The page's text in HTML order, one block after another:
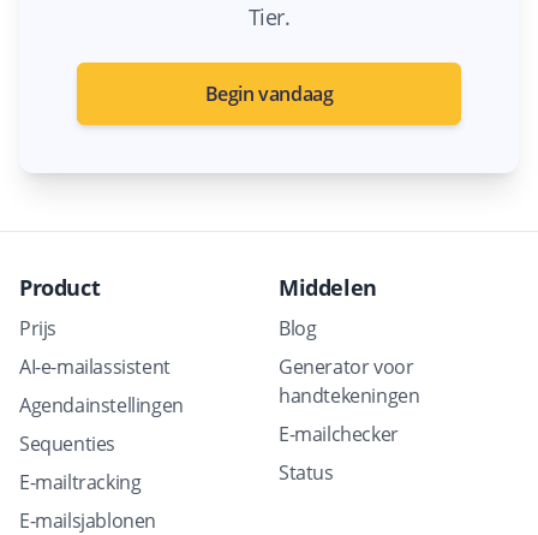
Tier.
Begin vandaag
Product
Prijs
AI-e-mailassistent
Agendainstellingen
Sequenties
E-mailtracking
E-mailsjablonen
Middelen
Blog
Generator voor
handtekeningen
E-mailchecker
Status